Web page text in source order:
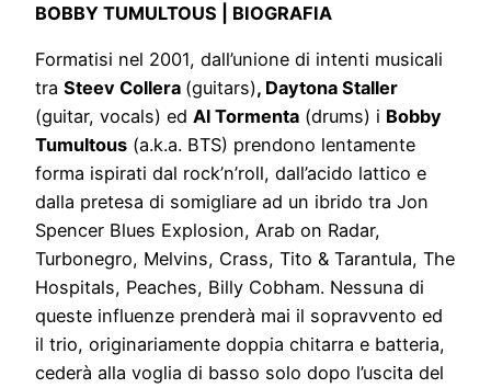
BOBBY TUMULTOUS | BIOGRAFIA
Formatisi nel 2001, dall’unione di intenti musicali
tra Steev Collera (guitars), Daytona Staller
(guitar, vocals) ed Al Tormenta (drums) i Bobby
Tumultous (a.k.a. BTS) prendono lentamente
forma ispirati dal rock’n’roll, dall’acido lattico e
dalla pretesa di somigliare ad un ibrido tra Jon
Spencer Blues Explosion, Arab on Radar,
Turbonegro, Melvins, Crass, Tito & Tarantula, The
Hospitals, Peaches, Billy Cobham. Nessuna di
queste influenze prenderà mai il sopravvento ed
il trio, originariamente doppia chitarra e batteria,
cederà alla voglia di basso solo dopo l’uscita del